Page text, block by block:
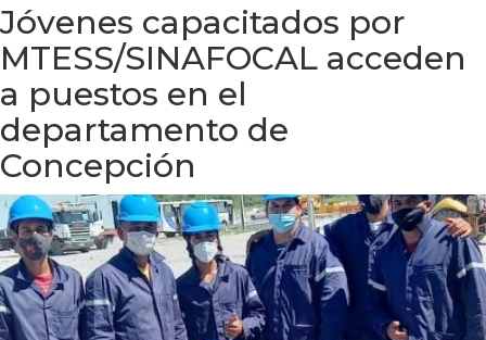
Jóvenes capacitados por
MTESS/SINAFOCAL acceden
a puestos en el
departamento de
Concepción